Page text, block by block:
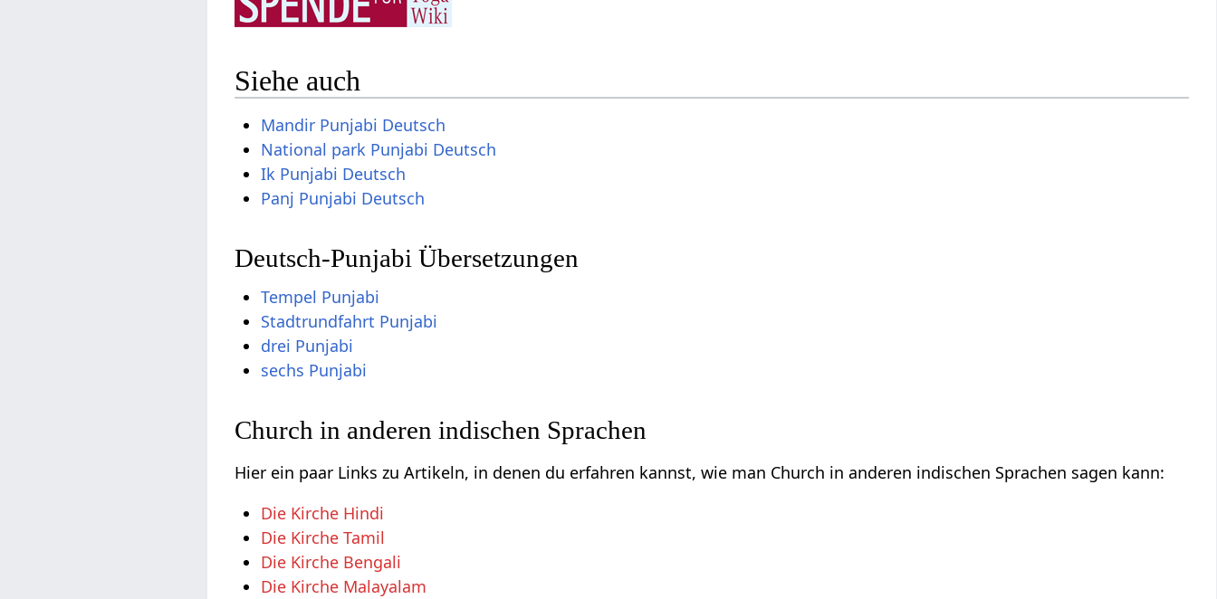
Siehe auch
Mandir Punjabi Deutsch
National park Punjabi Deutsch
Ik Punjabi Deutsch
Panj Punjabi Deutsch
Deutsch-Punjabi Übersetzungen
Tempel Punjabi
Stadtrundfahrt Punjabi
drei Punjabi
sechs Punjabi
Church in anderen indischen Sprachen
Hier ein paar Links zu Artikeln, in denen du erfahren kannst, wie man Church in anderen indischen Sprachen sagen kann:
Die Kirche Hindi
Die Kirche Tamil
Die Kirche Bengali
Die Kirche Malayalam